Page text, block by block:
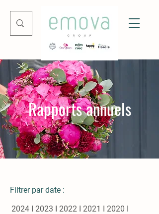
Rapports annuels
Filtrer par date :
2024 I 2023 I 2022 I 2021 I 2020 I